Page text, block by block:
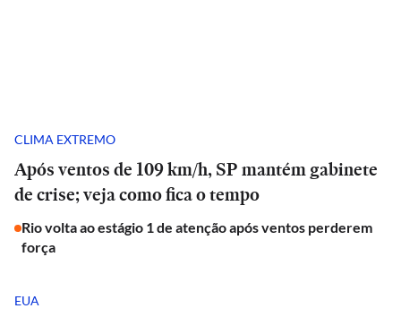
CLIMA EXTREMO
Após ventos de 109 km/h, SP mantém gabinete
de crise; veja como fica o tempo
Rio volta ao estágio 1 de atenção após ventos perderem
força
EUA